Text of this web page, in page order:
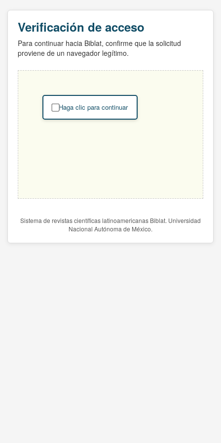
Verificación de acceso
Para continuar hacia Biblat, confirme que la solicitud
proviene de un navegador legítimo.
Haga clic para continuar
Sistema de revistas científicas latinoamericanas Biblat. Universidad
Nacional Autónoma de México.